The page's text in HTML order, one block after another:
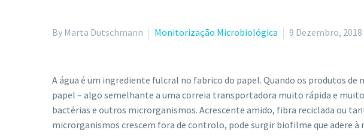
By Marta Dutschmann Monitorização Microbiológica 9 Dezembro, 2018
A água é um ingrediente fulcral no fabrico do papel. Quando os produtos
papel – algo semelhante a uma correia transportadora muito rápida e
bactérias e outros microrganismos. Acrescente amido, fibra reciclada ou
microrganismos crescem fora de controlo, pode surgir biofilme que adere à